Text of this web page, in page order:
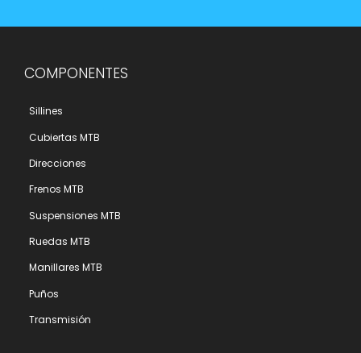
COMPONENTES
Sillines
Cubiertas MTB
Direcciones
Frenos MTB
Suspensiones MTB
Ruedas MTB
Manillares MTB
Puños
Transmisión